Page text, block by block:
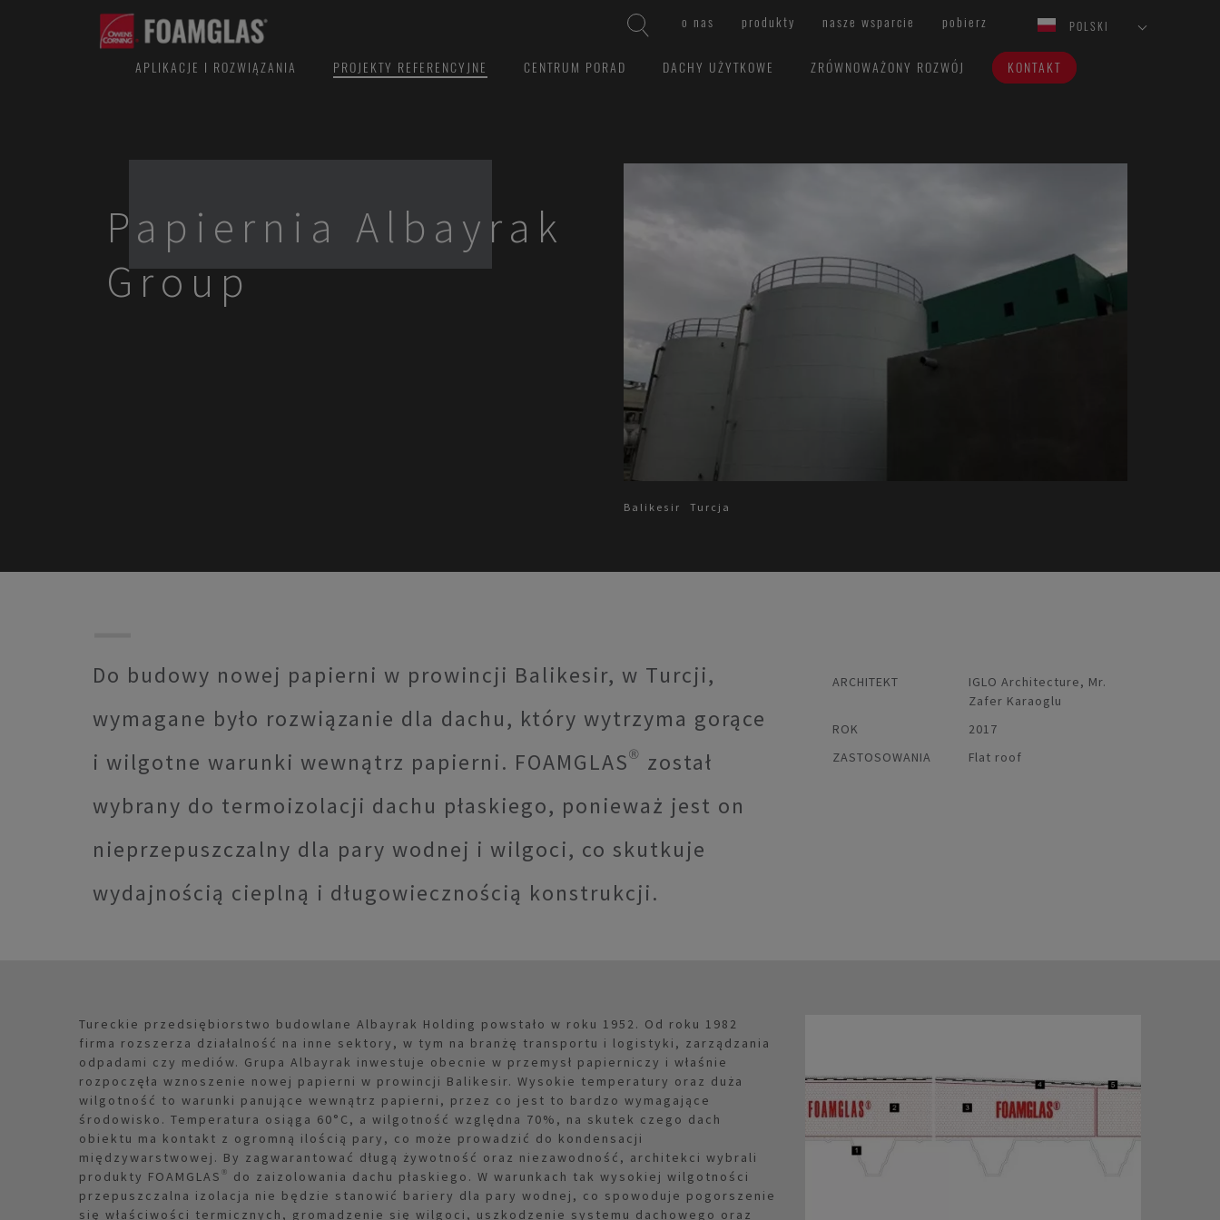
o nas produkty nasze wsparcie pobierz POLSKI
APLIKACJE I ROZWIĄZANIA PROJEKTY REFERENCYJNE CENTRUM PORAD DACHY UŻYTKOWE ZRÓWNOWAŻONY ROZWÓJ KONTAKT
Papiernia Albayrak
Group
Balikesir Turcja
Do budowy nowej papierni w prowincji Balikesir, w Turcji,
wymagane było rozwiązanie dla dachu, który wytrzyma gorące
i wilgotne warunki wewnątrz papierni. FOAMGLAS® został
wybrany do termoizolacji dachu płaskiego, ponieważ jest on
nieprzepuszczalny dla pary wodnej i wilgoci, co skutkuje
wydajnością cieplną i długowiecznością konstrukcji.
ARCHITEKT
IGLO Architecture, Mr.
Zafer Karaoglu
ROK
2017
ZASTOSOWANIA
Flat roof
Tureckie przedsiębiorstwo budowlane Albayrak Holding powstało w roku 1952. Od roku 1982
firma rozszerza działalność na inne sektory, w tym na branżę transportu i logistyki, zarządzania
odpadami czy mediów. Grupa Albayrak inwestuje obecnie w przemysł papierniczy i właśnie
rozpoczęła wznoszenie nowej papierni w prowincji Balikesir. Wysokie temperatury oraz duża
wilgotność to warunki panujące wewnątrz papierni, przez co jest to bardzo wymagające
środowisko. Temperatura osiąga 60°C, a wilgotność względna 70%, na skutek czego dach
obiektu ma kontakt z ogromną ilością pary, co może prowadzić do kondensacji
międzywarstwowej. By zagwarantować długą żywotność oraz niezawodność, architekci wybrali
produkty FOAMGLAS® do zaizolowania dachu płaskiego. W warunkach tak wysokiej wilgotności
przepuszczalna izolacja nie będzie stanowić bariery dla pary wodnej, co spowoduje pogorszenie
się właściwości termicznych, gromadzenie się wilgoci, uszkodzenie systemu dachowego oraz